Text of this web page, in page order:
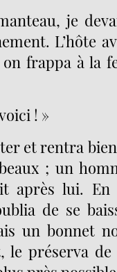
je
L’hôte
frappa à la
! »
et rentra
; un
après lui. En
de se
un bonnet
le préserva